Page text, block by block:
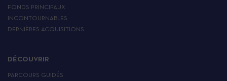
FONDS PRINCIPAUX
INCONTOURNABLES
DERNIÈRES ACQUISITIONS
DÉCOUVRIR
PARCOURS GUIDÉS